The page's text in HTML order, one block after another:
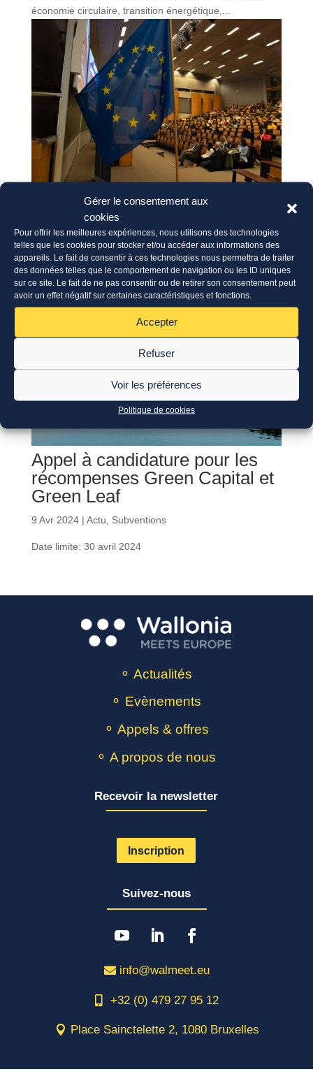
Gérer le consentement aux
cookies
Pour offrir les meilleures expériences, nous utilisons des technologies
telles que les cookies pour stocker et/ou accéder aux informations des
appareils. Le fait de consentir à ces technologies nous permettra de traiter
des données telles que le comportement de navigation ou les ID uniques
sur ce site. Le fait de ne pas consentir ou de retirer son consentement peut
avoir un effet négatif sur certaines caractéristiques et fonctions.
Accepter
Refuser
Voir les préférences
Politique de cookies
économie circulaire, transition énergétique,...
Cinquième appel du
programme INTERREG
Europe du Nord-Ouest
19 Sep 2024|News
Appel à candidature pour les
récompenses Green Capital et
Green Leaf
9 Avr 2024| Actu Subventions
Date limite: 30 avril 2024
⚬ Actualités
⚬ Evènements
⚬ Appels & offres
⚬ A propos de nous
Recevoir la newsletter
Inscription
Suivez-nous
info@walmeet.eu
+32 (0) 479 27 95 12
Place Sainctelette 2, 1080 Bruxelles